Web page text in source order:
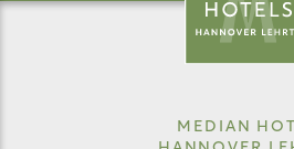
MEDIAN